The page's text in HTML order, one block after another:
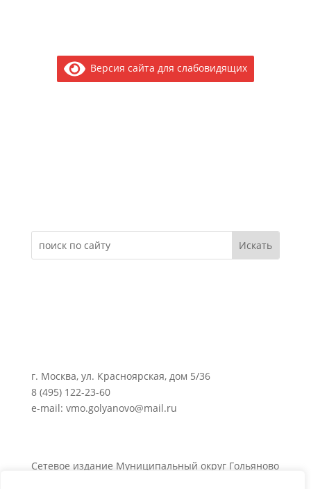
Версия сайта для слабовидящих
г. Москва, ул. Красноярская, дом 5/36
8 (495) 122-23-60
e-mail: vmo.golyanovo@mail.ru
Сетевое издание Муниципальный округ Гольяново